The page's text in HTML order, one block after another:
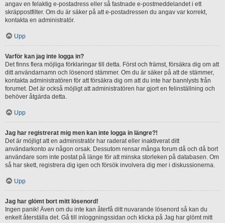
angav en felaktig e-postadress eller så fastnade e-postmeddelandet i ett
skräppostfilter. Om du är säker på att e-postadressen du angav var korrekt,
kontakta en administratör.
Upp
Varför kan jag inte logga in?
Det finns flera möjliga förklaringar till detta. Först och främst, försäkra dig om att
ditt användarnamn och lösenord stämmer. Om du är säker på att de stämmer,
kontakta administratören för att försäkra dig om att du inte har bannlysts från
forumet. Det är också möjligt att administratören har gjort en felinställning och
behöver åtgärda detta.
Upp
Jag har registrerat mig men kan inte logga in längre?!
Det är möjligt att en administratör har raderat eller inaktiverat ditt
användarkonto av någon orsak. Dessutom rensar många forum då och då bort
användare som inte postat på länge för att minska storleken på databasen. Om
så har skett, registrera dig igen och försök involvera dig mer i diskussionerna.
Upp
Jag har glömt bort mitt lösenord!
Ingen panik! Även om du inte kan återfå ditt nuvarande lösenord så kan du
enkelt återställa det. Gå till inloggningssidan och klicka på Jag har glömt mitt